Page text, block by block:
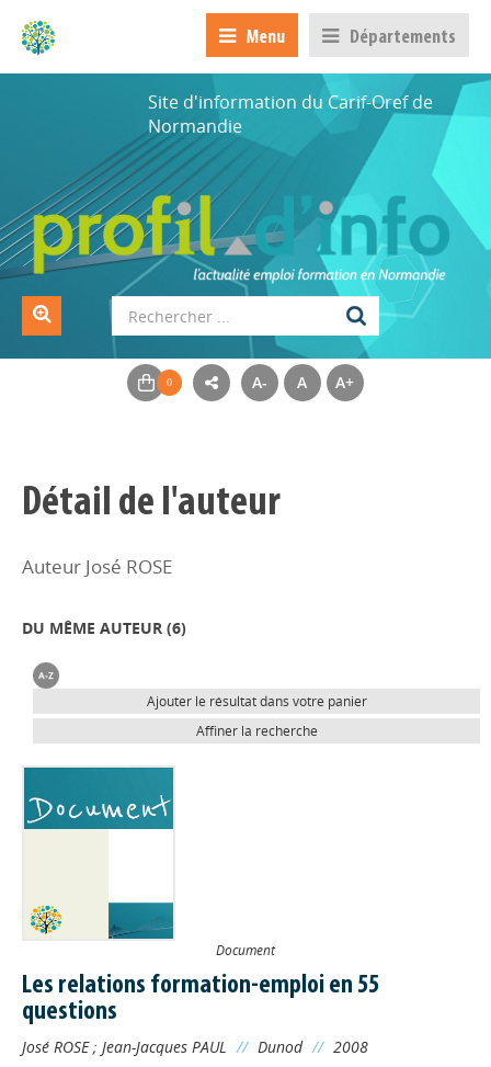
Menu Départements
Site d'information du Carif-Oref de
Normandie
A- A A+
Détail de l'auteur
Auteur José ROSE
DU MÊME AUTEUR (6)
Ajouter le résultat dans votre panier
Affiner la recherche
Document
Les relations formation-emploi en 55
questions
José ROSE; Jean-Jacques PAUL // Dunod // 2008